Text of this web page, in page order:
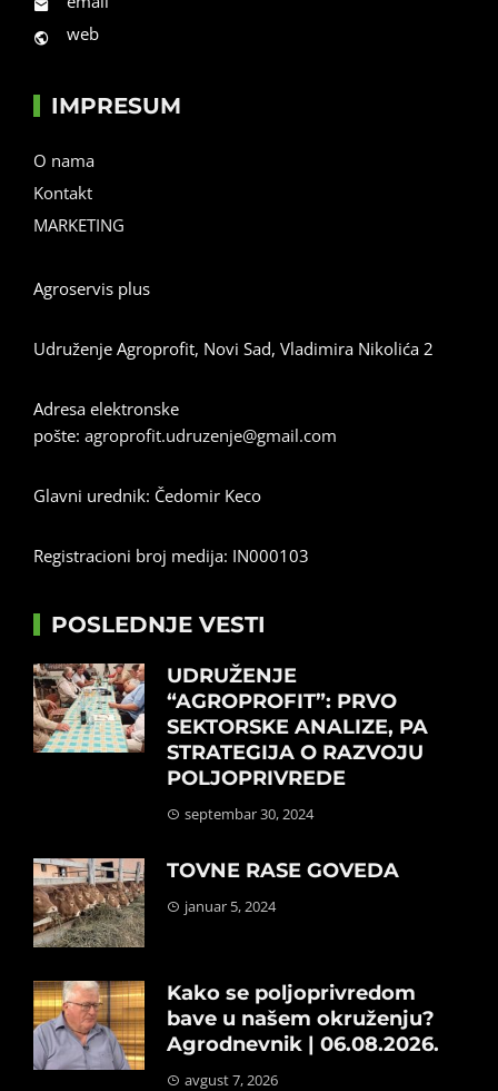
web
IMPRESUM
O nama
Kontakt
MARKETING
Agroservis plus
Udruženje Agroprofit, Novi Sad, Vladimira Nikolića 2
Adresa elektronske
pošte: agroprofit.udruzenje@gmail.com
Glavni urednik: Čedomir Keco
Registracioni broj medija: IN000103
POSLEDNJE VESTI
UDRUŽENJE
“AGROPROFIT”: PRVO
SEKTORSKE ANALIZE, PA
STRATEGIJA O RAZVOJU
POLJOPRIVREDE
septembar 30, 2024
TOVNE RASE GOVEDA
januar 5, 2024
Kako se poljoprivredom
bave u našem okruženju?
Agrodnevnik | 06.08.2026.
avgust 7, 2026